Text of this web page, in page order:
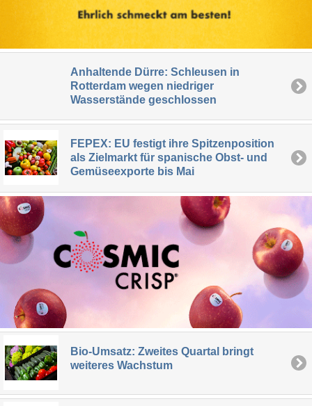
Anhaltende Dürre: Schleusen in
Rotterdam wegen niedriger
Wasserstände geschlossen
FEPEX: EU festigt ihre Spitzenposition
als Zielmarkt für spanische Obst- und
Gemüseexporte bis Mai
Bio-Umsatz: Zweites Quartal bringt
weiteres Wachstum